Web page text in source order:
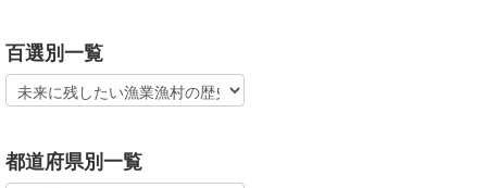
百選別一覧
都道府県別一覧